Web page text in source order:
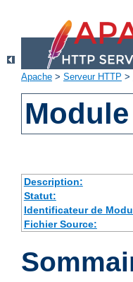
Apache > Serveur HTTP >
Description:
Statut:
Identificateur de
Fichier Source: